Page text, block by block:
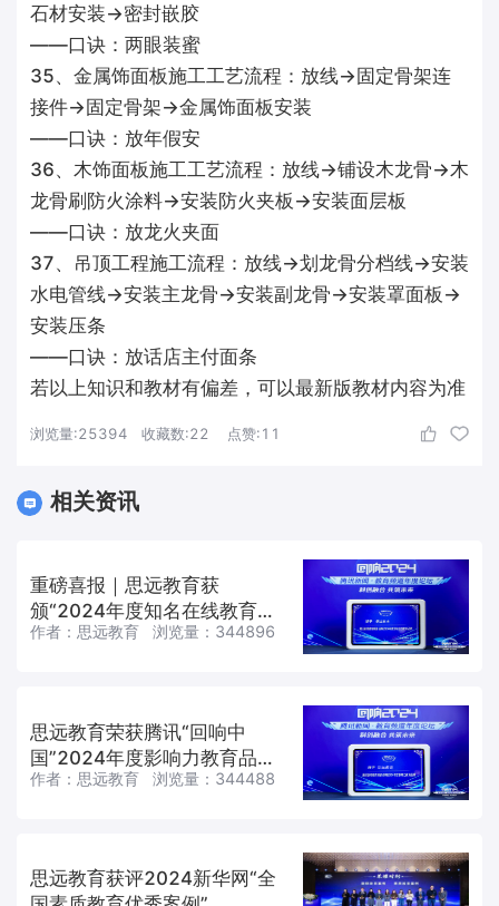
石材安装→密封嵌胶
——口诀：两眼装蜜
35、金属饰面板施工工艺流程：放线→固定骨架连
接件→固定骨架→金属饰面板安装
——口诀：放年假安
36、木饰面板施工工艺流程：放线→铺设木龙骨→木
龙骨刷防火涂料→安装防火夹板→安装面层板
——口诀：放龙火夹面
37、吊顶工程施工流程：放线→划龙骨分档线→安装
水电管线→安装主龙骨→安装副龙骨→安装罩面板→
安装压条
——口诀：放话店主付面条
若以上知识和教材有偏差，可以最新版教材内容为准
浏览量:25394 收藏数:22 点赞:11
相关资讯
重磅喜报｜思远教育获
颁“2024年度知名在线教育品
牌”殊荣
作者： 思远教育浏览量： 344896
思远教育荣获腾讯“回响中
国”2024年度影响力教育品牌
奖
作者： 思远教育浏览量： 344488
思远教育获评2024新华网“全